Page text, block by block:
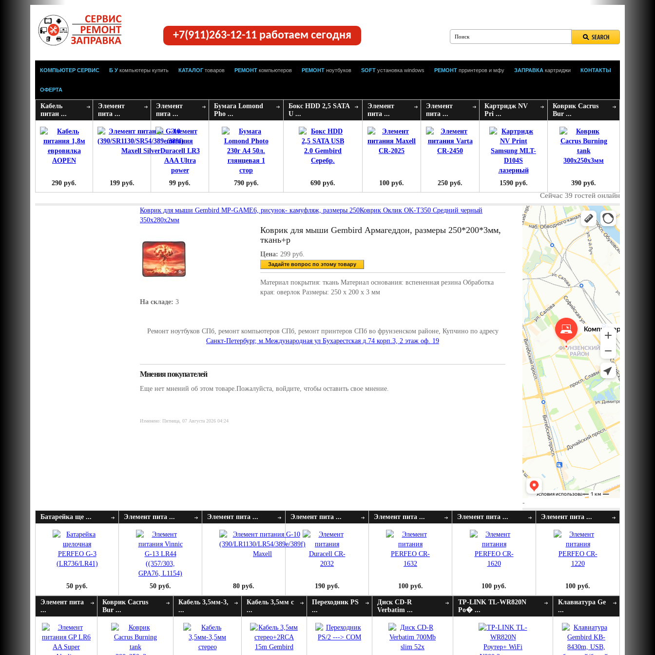
+7(911)263-12-11 работаем сегодня
КОМПЬЮТЕР СЕРВИС Б У компьютеры купить КАТАЛОГ товаров РЕМОНТ компьютеров РЕМОНТ ноутбуков SOFT установка windows РЕМОНТ прринтеров и мфу ЗАПРАВКА картриджи КОНТАКТЫ
ОФЕРТА
Кабель
питан ...
290 руб.
Элемент
пита ...
199 руб.
Элемент
пита ...
99 руб.
Бумага Lomond
Pho ...
790 руб.
Бокс HDD 2,5 SATA
U ...
690 руб.
Элемент
пита ...
100 руб.
Элемент
пита ...
250 руб.
Картридж NV
Pri ...
1590 руб.
Коврик Cacrus
Bur ...
390 руб.
Сейчас 39 гостей онлайн
Коврик для мыши Gembird MP-GAME6, рисунок- камуфляж, размеры 250Коврик Оклик OK-T350 Средний черный
350x280x2мм
Коврик для мыши Gembird Армагеддон, размеры 250*200*3мм,
ткань+р
Цена: 299 руб.
Задайте вопрос по этому товару
Материал покрытия: ткань Материал основания: вспененная резина Обработка
края: оверлок Размеры: 250 x 200 x 3 мм
На складе: 3
Ремонт ноутбуков СПб, ремонт компьютеров СПб, ремонт принтеров СПб во фрунзенском районе, Купчино по адресу
Санкт-Петербург, м.Международная ул Бухарестская д.74 корп.3, 2 этаж оф. 19
Мнения покупателей
Еще нет мнений об этом товаре.Пожалуйста, войдите, чтобы оставить свое мнение.
Изменено: Пятница, 07 Августа 2026 04:24
-
Батарейка ще ...
50 руб.
Элемент пита ...
50 руб.
Элемент пита ...
80 руб.
Элемент пита ...
190 руб.
Элемент пита ...
100 руб.
Элемент пита ...
100 руб.
Элемент пита ...
100 руб.
Элемент пита
...
Коврик Cacrus
Bur ...
Кабель 3,5мм-3,
...
Кабель 3,5мм с
...
Переходник PS
...
Диск CD-R
Verbatim ...
TP-LINK TL-WR820N
Ро� ...
Клавиатура Ge
...